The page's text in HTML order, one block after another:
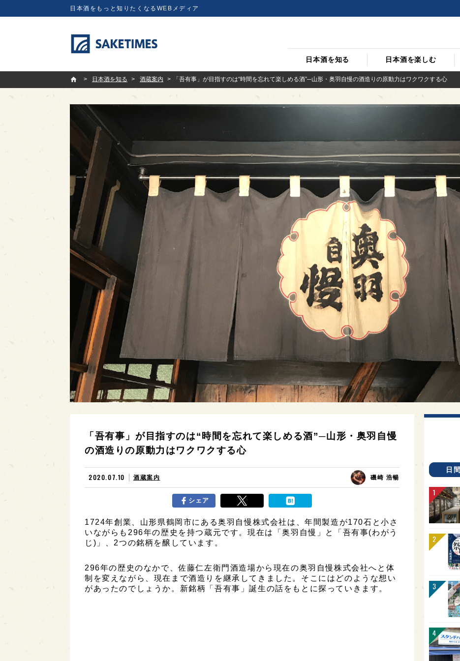
日本酒をもっと知りたくなるWEBメディア
日本酒を知る 日本酒を楽しむ
SAKETIMES
日本酒を知る
酒蔵案内 「吾有事」が目指すのは“時間を忘れて楽しめる酒”─山形・奥羽自慢の酒造りの原動力はワクワクする心
「吾有事」が目指すのは“時間を忘れて楽しめる酒”─山形・奥羽自慢
の酒造りの原動力はワクワクする心
2020.07.10 酒蔵案内 磯崎 浩暢
シェア
1724年創業、山形県鶴岡市にある奥羽自慢株式会社は、年間製造が170石と小さ
いながらも296年の歴史を持つ蔵元です。現在は「奥羽自慢」と「吾有事(わがう
じ)」、2つの銘柄を醸しています。
296年の歴史のなかで、佐藤仁左衛門酒造場から現在の奥羽自慢株式会社へと体
制を変えながら、現在まで酒造りを継承してきました。そこにはどのような想い
があったのでしょうか。新銘柄「吾有事」誕生の話をもとに探っていきます。
日間